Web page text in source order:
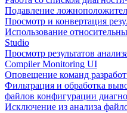
Подавление
Просмотр и конвертация
Использование
Studio
Просмотр результатов
Compiler Monitoring UI
Оповещение команд
Фильтрация и обработка
файлов конфигурации
Исключение из анализа